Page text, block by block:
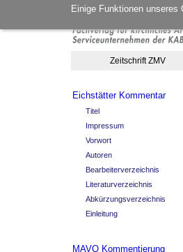
Einige Funktionen
Zeitschrift ZMV
Eichstätter Kommentar
Titel
Impressum
Vorwort
Autoren
Bearbeiterverzeichnis
Literaturverzeichnis
Abkürzungsverzeichnis
Einleitung
MAVO Kommentierung